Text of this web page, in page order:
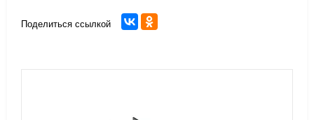
Поделиться ссылкой